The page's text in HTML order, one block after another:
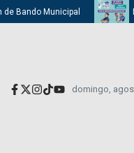
Municipal
domingo,